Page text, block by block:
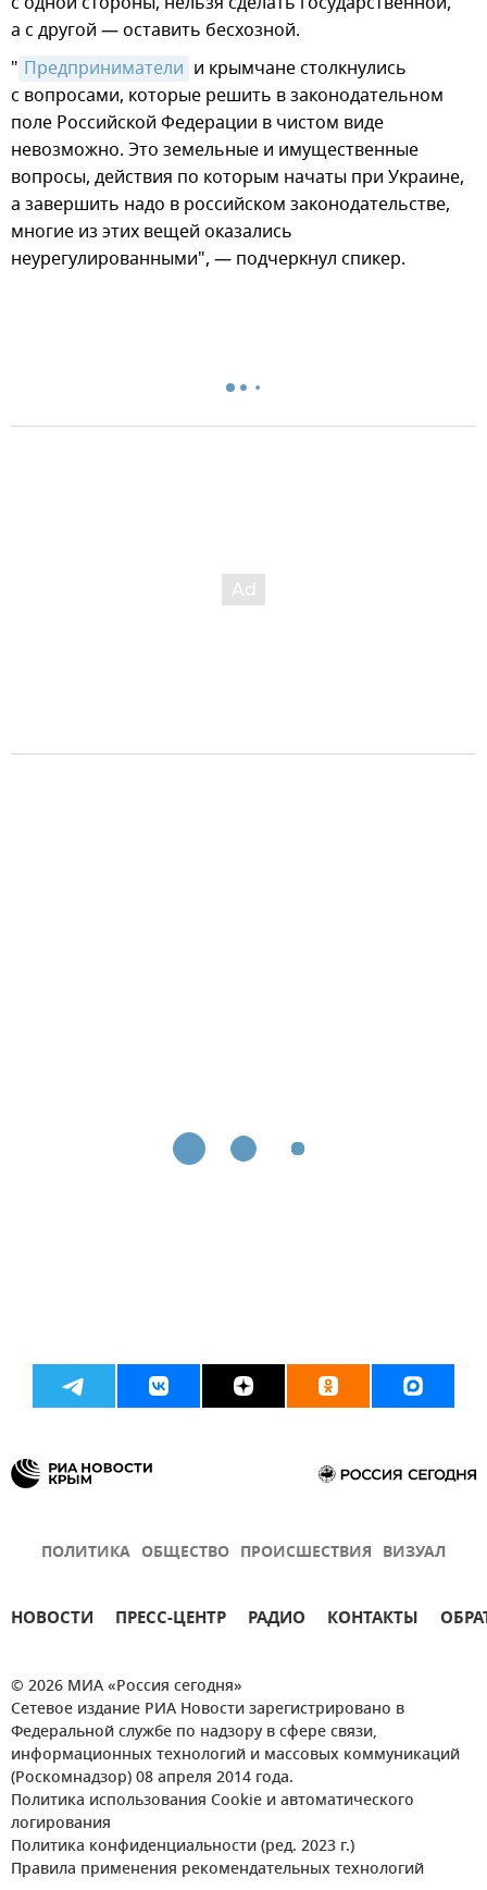
а с другой — оставить бесхозной.
" Предприниматели и крымчане столкнулись
с вопросами, которые решить в законодательном
поле Российской Федерации в чистом виде
невозможно. Это земельные и имущественные
вопросы, действия по которым начаты при Украине,
а завершить надо в российском законодательстве,
многие из этих вещей оказались
неурегулированными", — подчеркнул спикер.
ПОЛИТИКА ОБЩЕСТВО ПРОИСШЕСТВИЯ ВИЗУАЛ
НОВОСТИ ПРЕСС-ЦЕНТР РАДИО КОНТАКТЫ
© 2026 МИА «Россия сегодня»
Сетевое издание РИА Новости зарегистрировано в
Федеральной службе по надзору в сфере связи,
информационных технологий и массовых коммуникаций
(Роскомнадзор) 08 апреля 2014 года.
Политика использования Cookie и автоматического
логирования
Политика конфиденциальности (ред. 2023 г.)
Правила применения рекомендательных технологий